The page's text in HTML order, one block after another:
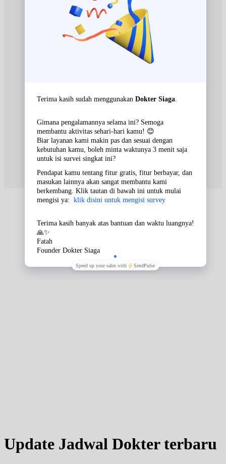
Jam 12:00 - 16:00
Sabtu, 29/08/2026
Rabu, 02/09/2026
Jam 12:00 - 17:00
Jumat, 04/09/2026
Jam 11:00 - 13:00
Jam 12:00 - 16:00
Sabtu, 05/09/2026
Jam 11:00 - 14:00
Update Jadwal Dokter terbaru